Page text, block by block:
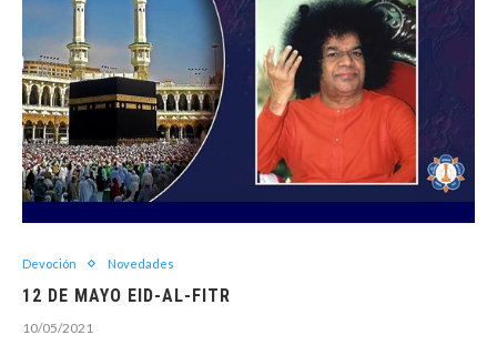
Devoción Novedades
12 DE MAYO EID-AL-FITR
10/05/2021